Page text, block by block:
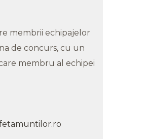
membrii echipajelor
de concurs, cu un
membru al echipei